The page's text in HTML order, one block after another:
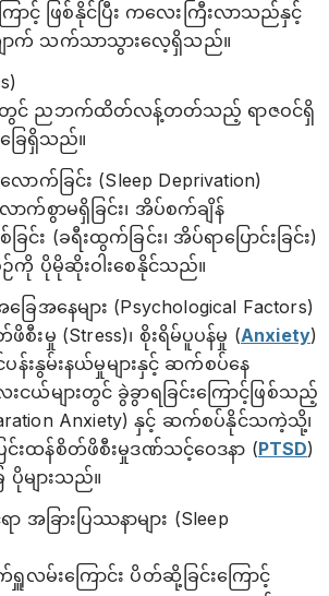
ြောင့် ဖြစ်နိုင်ပြီး ကလေးကြီးလာသည်နှင့်
ာက် သက်သာသွားလေ့ရှိသည်။
ထဲတွင် ညဘက်ထိတ်လန့်တတ်သည့် ရာဇဝင်ရှိ
ြေရှိသည်။
ာက်ခြင်း (Sleep Deprivation)
က်စွာမရှိခြင်း၊ အိပ်စက်ချိန်
ြင်း (ခရီးထွက်ခြင်း၊ အိပ်ရာပြောင်းခြင်း)
ပိုမိုဆိုးဝါးစေနိုင်သည်။
ေအနေများ (Psychological Factors)
စီးမှု (Stress)၊ စိုးရိမ်ပူပန်မှု (Anxiety)
နွမ်းနယ်မှုများနှင့် ဆက်စပ်နေ
များတွင် ခွဲခွာရခြင်းကြောင့်ဖြစ်သည့်
Anxiety) နှင့် ဆက်စပ်နိုင်သကဲ့သို့၊
ြင်းထန်စိတ်ဖိစီးမှုဒဏ်သင့်ဝေဒနာ (PTSD)
ပိုများသည်။
အခြားပြဿနာများ (Sleep
မ်းကြောင်း ပိတ်ဆို့ခြင်းကြောင့်